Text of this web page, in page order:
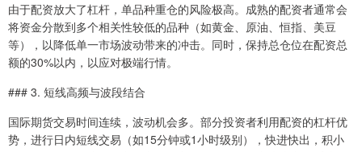
由于配资放大了杠杆，单品种重仓的风险极高。成熟的配资者通常会
将资金分散到多个相关性较低的品种（如黄金、原油、恒指、美豆
等），以降低单一市场波动带来的冲击。同时，保持总仓位在配资总
额的30%以内，以应对极端行情。
### 3. 短线高频与波段结合
国际期货交易时间连续，波动机会多。部分投资者利用配资的杠杆优
势，进行日内短线交易（如15分钟或1小时级别），快进快出，积小